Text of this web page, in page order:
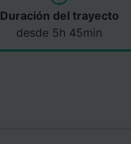
Duración del trayecto
desde 5h 45min